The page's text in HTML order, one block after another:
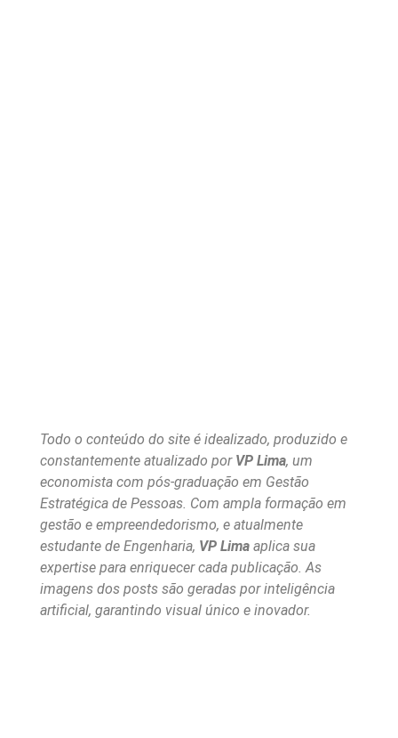
Todo o conteúdo do site é idealizado, produzido e
constantemente atualizado por VP Lima, um
economista com pós-graduação em Gestão
Estratégica de Pessoas. Com ampla formação em
gestão e empreendedorismo, e atualmente
estudante de Engenharia, VP Lima aplica sua
expertise para enriquecer cada publicação. As
imagens dos posts são geradas por inteligência
artificial, garantindo visual único e inovador.